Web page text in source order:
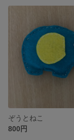
ぞうとねこ
800円